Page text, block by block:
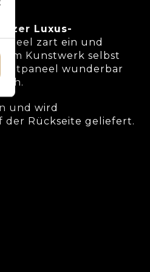
Luxus-
zart ein und
Kunstwerk selbst
wunderbar
und wird
der Rückseite geliefert.